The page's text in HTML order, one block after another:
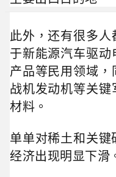
此外，还有很多人
于新能源汽车驱动
产品等民用领域，
战机发动机等关键
材料。
单单对稀土和关键
经济出现明显下滑